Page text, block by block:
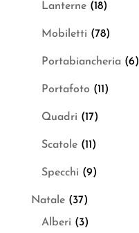
Lanterne (18)
Mobiletti (78)
Portabiancheria (6)
Portafoto (11)
Quadri (17)
Scatole (11)
Specchi (9)
Natale (37)
Alberi (3)